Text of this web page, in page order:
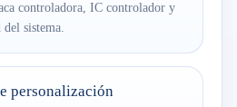
controladora, IC controlador y
sistema.
personalización